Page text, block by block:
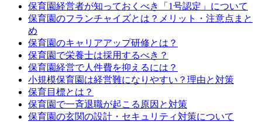
保育園経営者が知っておくべき「1号認定」について
保育園のフランチャイズとは？メリット・注意点まと
め
保育園のキャリアアップ研修とは？
保育園で栄養士は採用するべき？
保育園経営で人件費を抑えるには？
小規模保育園は経営難になりやすい？理由と対策
保育目標とは？
保育園で一斉退職が起こる原因と対策
保育園の玄関の設計・セキュリティ対策について